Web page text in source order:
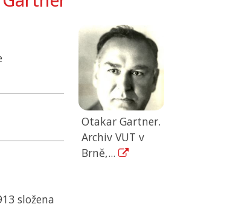
složena
Otakar Gartner.
Archiv VUT v
Brně,...